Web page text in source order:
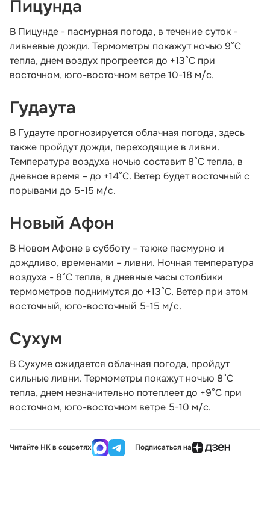
Пицунда
В Пицунде - пасмурная погода, в течение суток -
ливневые дожди. Термометры покажут ночью 9°С
тепла, днем воздух прогреется до +13°С при
восточном, юго-восточном ветре 10-18 м/с.
Гудаута
В Гудауте прогнозируется облачная погода, здесь
также пройдут дожди, переходящие в ливни.
Температура воздуха ночью составит 8°С тепла, в
дневное время – до +14°С. Ветер будет восточный с
порывами до 5-15 м/с.
Новый Афон
В Новом Афоне в субботу – также пасмурно и
дождливо, временами – ливни. Ночная температура
воздуха - 8°С тепла, в дневные часы столбики
термометров поднимутся до +13°С. Ветер при этом
восточный, юго-восточный 5-15 м/с.
Сухум
В Сухуме ожидается облачная погода, пройдут
сильные ливни. Термометры покажут ночью 8°С
тепла, днем незначительно потеплеет до +9°С при
восточном, юго-восточном ветре 5-10 м/с.
Читайте НК в соцсетях Подписаться на